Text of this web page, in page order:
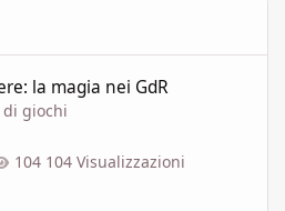
la magia nei GdR
di giochi
104 Visualizzazioni